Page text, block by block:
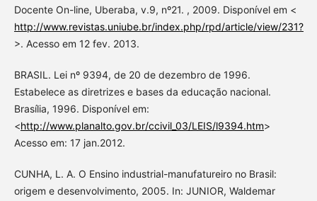
Docente On-line, Uberaba, v.9, nº21. , 2009. Disponível em <
http://www.revistas.uniube.br/index.php/rpd/article/view/231?
>. Acesso em 12 fev. 2013.
BRASIL. Lei nº 9394, de 20 de dezembro de 1996.
Estabelece as diretrizes e bases da educação nacional.
Brasília, 1996. Disponível em:
<http://www.planalto.gov.br/ccivil_03/LEIS/l9394.htm>
Acesso em: 17 jan.2012.
CUNHA, L. A. O Ensino industrial-manufatureiro no Brasil:
origem e desenvolvimento, 2005. In: JUNIOR, Waldemar